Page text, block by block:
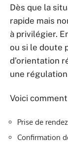
Dès que la
rapide mais
à privilégier.
ou si le doute
d’orientation
une
Voici
Prise de
Confirmation